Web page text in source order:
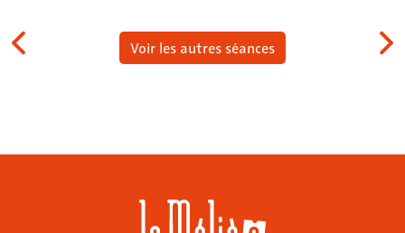
Voir les autres séances